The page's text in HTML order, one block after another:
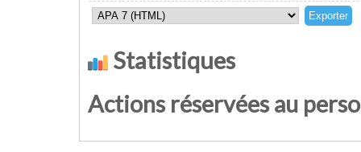
Statistiques
Actions réservées au